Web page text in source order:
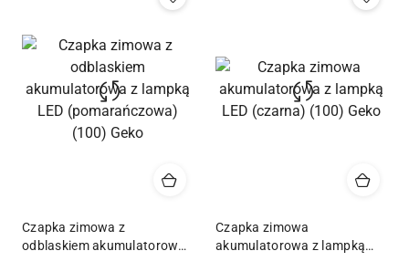
Czapka zimowa z
odblaskiem akumulatorowa
Czapka zimowa
akumulatorowa z lampką